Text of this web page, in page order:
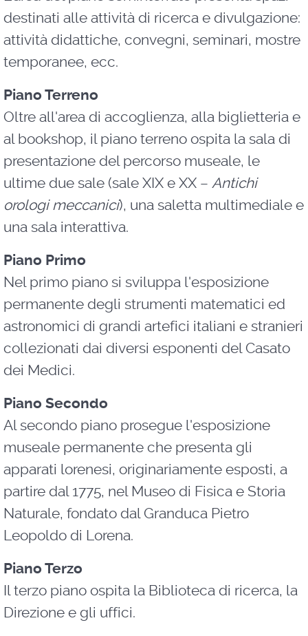
destinati alle attività di ricerca e divulgazione:
attività didattiche, convegni, seminari, mostre
temporanee, ecc.
Piano Terreno
Oltre all'area di accoglienza, alla biglietteria e
al bookshop, il piano terreno ospita la sala di
presentazione del percorso museale, le
ultime due sale (sale XIX e XX – Antichi
orologi meccanici), una saletta multimediale e
una sala interattiva.
Piano Primo
Nel primo piano si sviluppa l'esposizione
permanente degli strumenti matematici ed
astronomici di grandi artefici italiani e stranieri
collezionati dai diversi esponenti del Casato
dei Medici.
Piano Secondo
Al secondo piano prosegue l'esposizione
museale permanente che presenta gli
apparati lorenesi, originariamente esposti, a
partire dal 1775, nel Museo di Fisica e Storia
Naturale, fondato dal Granduca Pietro
Leopoldo di Lorena.
Piano Terzo
Il terzo piano ospita la Biblioteca di ricerca, la
Direzione e gli uffici.